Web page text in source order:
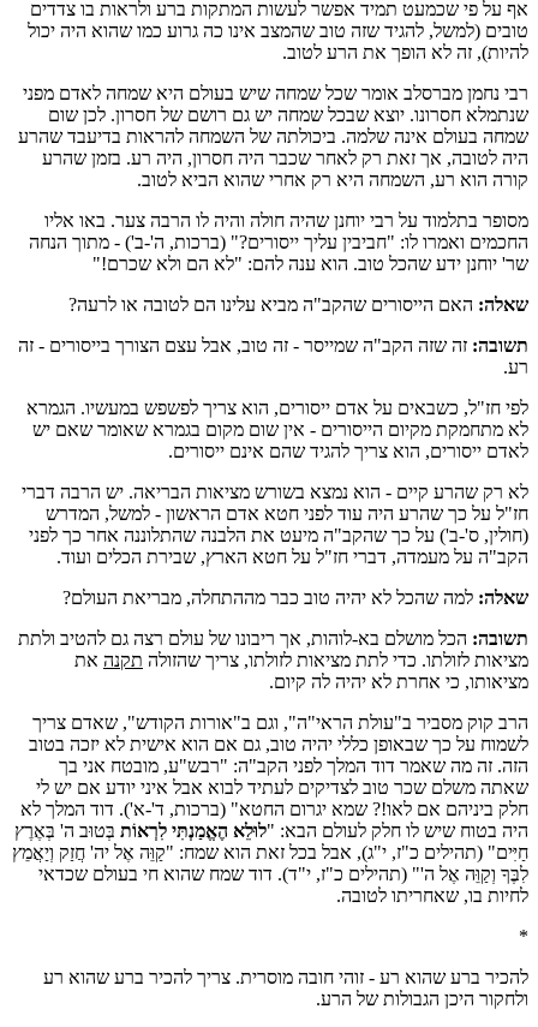
אף על פי שכמעט תמיד אפשר לעשות המתקות ברע ולראות בו צדדים
טובים (למשל, להגיד שזה טוב שהמצב אינו כה גרוע כמו שהוא היה יכול
להיות), זה לא הופך את הרע לטוב.
רבי נחמן מברסלב אומר שכל שמחה שיש בעולם היא שמחה לאדם מפני
שנתמלא חסרונו. יוצא שבכל שמחה יש גם רושם של חסרון. לכן שום
שמחה בעולם אינה שלמה. ביכולתה של השמחה להראות בדיעבד שהרע
היה לטובה, אך זאת רק לאחר שכבר היה חסרון, היה רע. בזמן שהרע
קורה הוא רע, השמחה היא רק אחרי שהוא הביא לטוב.
מסופר בתלמוד על רבי יוחנן שהיה חולה והיה לו הרבה צער. באו אליו
החכמים ואמרו לו: "חביבין עליך ייסורים?" (ברכות, ה'-ב') - מתוך הנחה
שר' יוחנן ידע שהכל טוב. הוא ענה להם: "לא הם ולא שכרם!"
שאלה: האם הייסורים שהקב"ה מביא עלינו הם לטובה או לרעה?
תשובה: זה שזה הקב"ה שמייסר - זה טוב, אבל עצם הצורך בייסורים - זה
רע.
לפי חז"ל, כשבאים על אדם ייסורים, הוא צריך לפשפש במעשיו. הגמרא
לא מתחמקת מקיום הייסורים - אין שום מקום בגמרא שאומר שאם יש
לאדם ייסורים, הוא צריך להגיד שהם אינם ייסורים.
לא רק שהרע קיים - הוא נמצא בשורש מציאות הבריאה. יש הרבה דברי
חז"ל על כך שהרע היה עוד לפני חטא אדם הראשון - למשל, המדרש
(חולין, ס'-ב') על כך שהקב"ה מיעט את הלבנה שהתלוננה אחר כך לפני
הקב"ה על מעמדה, דברי חז"ל על חטא הארץ, שבירת הכלים ועוד.
שאלה: למה שהכל לא יהיה טוב כבר מההתחלה, מבריאת העולם?
תשובה: הכל מושלם בא-לוהות, אך ריבונו של עולם רצה גם להטיב ולתת
מציאות לזולתו. כדי לתת מציאות לזולתו, צריך שהזולה תקנה את
מציאותו, כי אחרת לא יהיה לה קיום.
הרב קוק מסביר ב"עולת הראי"ה", וגם ב"אורות הקודש", שאדם צריך
לשמוח על כך שבאופן כללי יהיה טוב, גם אם הוא אישית לא יזכה בטוב
הזה. זה מה שאמר דוד המלך לפני הקב"ה: "רבש"ע, מובטח אני בך
שאתה משלם שכר טוב לצדיקים לעתיד לבוא אבל איני יודע אם יש לי
חלק ביניהם אם לאו!? שמא יגרום החטא" (ברכות, ד'-א'). דוד המלך לא
היה בטוח שיש לו חלק לעולם הבא: "לוּלֵא הֶאֱמַנְתִּי לִרְאוֹת בְּטוּב ה' בְּאֶרֶץ
חַיִּים" (תהילים כ"ז, י"ג), אבל בכל זאת הוא שמח: "קַוֵּה אֶל יה' חֲזַק וְיַאֲמֵץ
לִבֶּךָ וְקַוֵּה אֶל ה'" (תהילים כ"ז, י"ד). דוד שמח שהוא חי בעולם שכדאי
לחיות בו, שאחריתו לטובה.
*
להכיר ברע שהוא רע - זוהי חובה מוסרית. צריך להכיר ברע שהוא רע
ולחקור היכן הגבולות של הרע.